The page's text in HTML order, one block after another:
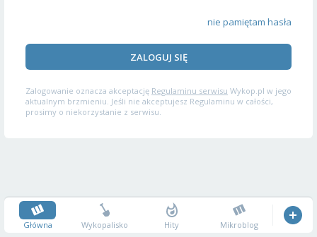
nie pamiętam hasła
ZALOGUJ SIĘ
Zalogowanie oznacza akceptację Regulaminu serwisu Wykop.pl w jego
aktualnym brzmieniu. Jeśli nie akceptujesz Regulaminu w całości,
prosimy o niekorzystanie z serwisu.
Główna Wykopalisko Hity Mikroblog